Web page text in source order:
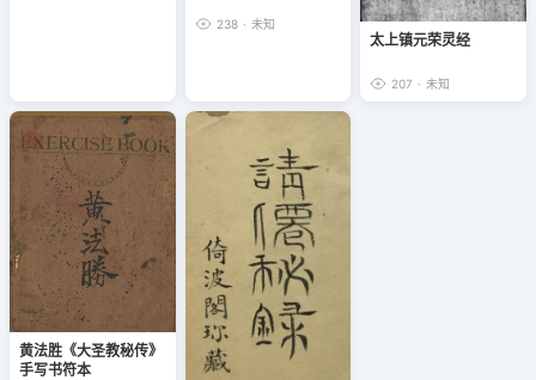
238 · 未知
太上镇元荣灵经
207 · 未知
黄法胜《大圣教秘传》
手写书符本